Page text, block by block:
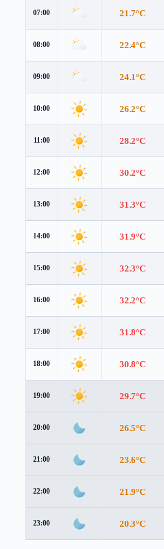
07:00 21.7°C
08:00 22.4°C
09:00 24.1°C
10:00 26.2°C
11:00 28.2°C
12:00 30.2°C
13:00 31.3°C
14:00 31.9°C
15:00 32.3°C
16:00 32.2°C
17:00 31.8°C
18:00 30.8°C
19:00 29.7°C
20:00 26.5°C
21:00 23.6°C
22:00 21.9°C
23:00 20.3°C